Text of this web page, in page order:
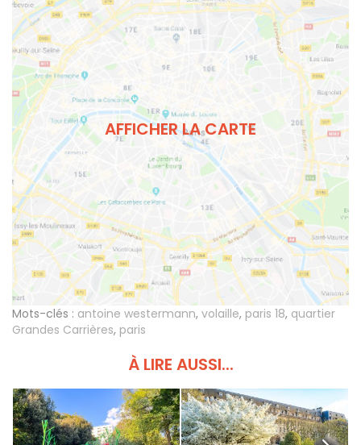
AFFICHER LA CARTE
Mots-clés : antoine westermann, volaille, paris 18, quartier
Grandes Carrières, paris
À LIRE AUSSI...